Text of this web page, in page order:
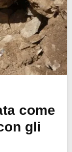
come
gli